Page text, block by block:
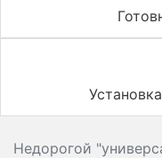
Недорогой